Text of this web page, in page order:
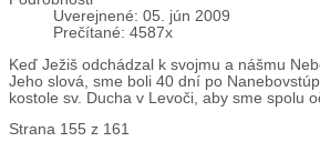
Uverejnené: 05. jún 2009
Prečítané: 4587x
Keď Ježiš odchádzal k svojmu a nášmu
Jeho slová, sme boli 40 dní po
kostole sv. Ducha v Levoči, aby sme spolu
Strana 155 z 161